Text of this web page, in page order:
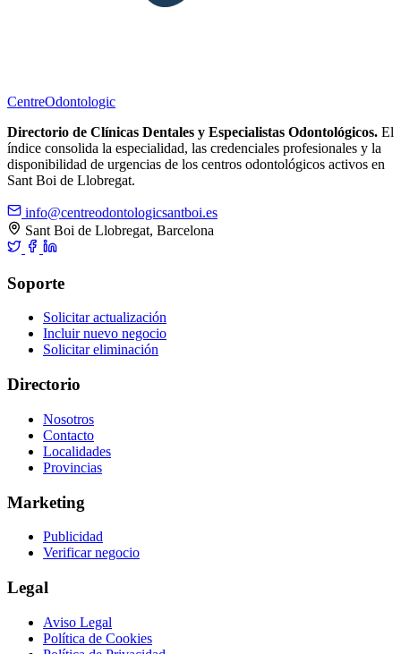
CentreOdontologic
Directorio de Clínicas Dentales y Especialistas Odontológicos. El
índice consolida la especialidad, las credenciales profesionales y la
disponibilidad de urgencias de los centros odontológicos activos en
Sant Boi de Llobregat.
info@centreodontologicsantboi.es
Sant Boi de Llobregat, Barcelona
Soporte
Solicitar actualización
Incluir nuevo negocio
Solicitar eliminación
Directorio
Nosotros
Contacto
Localidades
Provincias
Marketing
Publicidad
Verificar negocio
Legal
Aviso Legal
Política de Cookies